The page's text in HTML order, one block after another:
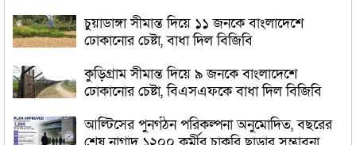
চুয়াডাঙ্গা সীমান্ত দিয়ে ১১ জনকে বাংলাদেশে
ঢোকানোর চেষ্টা, বাধা দিল বিজিবি
কুড়িগ্রাম সীমান্ত দিয়ে ৯ জনকে বাংলাদেশে
ঢোকানোর চেষ্টা, বিএসএফকে বাধা দিল বিজিবি
আল্টিসের পুনর্গঠন পরিকল্পনা অনুমোদিত, বছরের